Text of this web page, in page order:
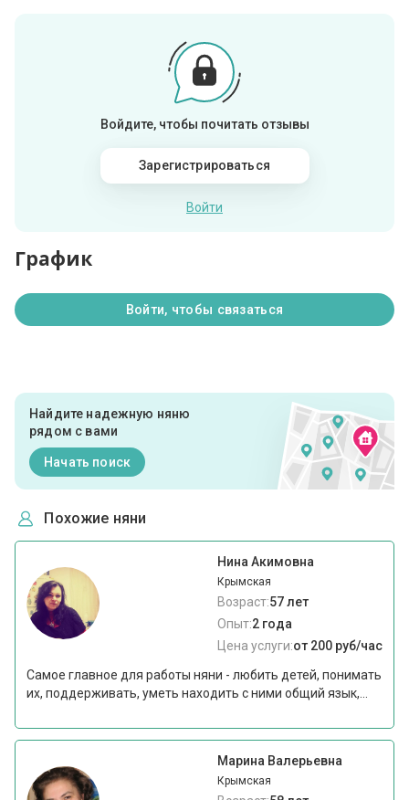
Войдите, чтобы почитать отзывы
Зарегистрироваться
Войти
График
Войти, чтобы связаться
Найдите надежную няню
рядом с вами
Начать поиск
Похожие няни
Нина Акимовна
Крымская
Возраст:57 лет
Опыт:2 года
Цена услуги:от 200 руб/час
Самое главное для работы няни - любить детей, понимать
их, поддерживать, уметь находить с ними общий язык,...
Марина Валерьевна
Крымская